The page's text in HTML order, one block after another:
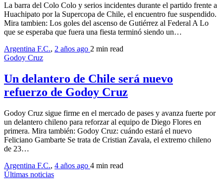
La barra del Colo Colo y serios incidentes durante el partido frente a
Huachipato por la Supercopa de Chile, el encuentro fue suspendido.
Mira tambien: Los goles del ascenso de Gutiérrez al Federal A Lo
que se esperaba que fuera una fiesta terminó siendo un…
Argentina F.C., 2 años ago 2 min read
Godoy Cruz
Un delantero de Chile será nuevo
refuerzo de Godoy Cruz
Godoy Cruz sigue firme en el mercado de pases y avanza fuerte por
un delantero chileno para reforzar al equipo de Diego Flores en
primera. Mira también: Godoy Cruz: cuándo estará el nuevo
Feliciano Gambarte Se trata de Cristian Zavala, el extremo chileno
de 23…
Argentina F.C., 4 años ago 4 min read
Últimas noticias